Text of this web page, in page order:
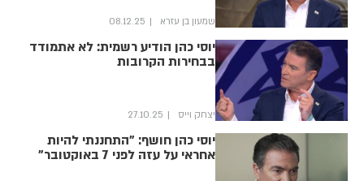
שמעון בן עזרא 08.12.25
יוסי כהן הודיע רשמית: לא אתמודד
בבחירות הקרובות
יצחק וייס 27.10.25
יוסי כהן חושף: "התחננתי להיות
אחראי על עזה לפני 7 באוקטובר"